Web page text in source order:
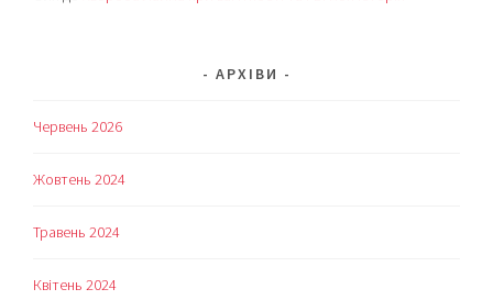
АРХІВИ
Червень 2026
Жовтень 2024
Травень 2024
Квітень 2024